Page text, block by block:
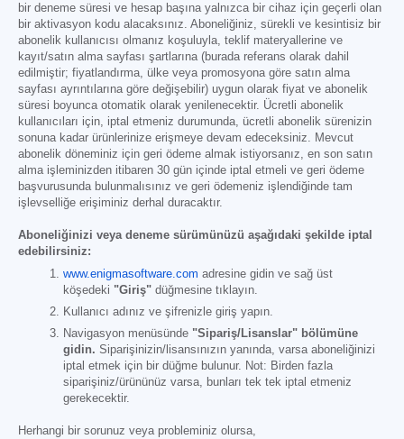
bir deneme süresi ve hesap başına yalnızca bir cihaz için geçerli olan
bir aktivasyon kodu alacaksınız. Aboneliğiniz, sürekli ve kesintisiz bir
abonelik kullanıcısı olmanız koşuluyla, teklif materyallerine ve
kayıt/satın alma sayfası şartlarına (burada referans olarak dahil
edilmiştir; fiyatlandırma, ülke veya promosyona göre satın alma
sayfası ayrıntılarına göre değişebilir) uygun olarak fiyat ve abonelik
süresi boyunca otomatik olarak yenilenecektir. Ücretli abonelik
kullanıcıları için, iptal etmeniz durumunda, ücretli abonelik sürenizin
sonuna kadar ürünlerinize erişmeye devam edeceksiniz. Mevcut
abonelik döneminiz için geri ödeme almak istiyorsanız, en son satın
alma işleminizden itibaren 30 gün içinde iptal etmeli ve geri ödeme
başvurusunda bulunmalısınız ve geri ödemeniz işlendiğinde tam
işlevselliğe erişiminiz derhal duracaktır.
Aboneliğinizi veya deneme sürümünüzü aşağıdaki şekilde iptal
edebilirsiniz:
www.enigmasoftware.com adresine gidin ve sağ üst
köşedeki "Giriş" düğmesine tıklayın.
Kullanıcı adınız ve şifrenizle giriş yapın.
Navigasyon menüsünde "Sipariş/Lisanslar" bölümüne
gidin. Siparişinizin/lisansınızın yanında, varsa aboneliğinizi
iptal etmek için bir düğme bulunur. Not: Birden fazla
siparişiniz/ürününüz varsa, bunları tek tek iptal etmeniz
gerekecektir.
Herhangi bir sorunuz veya probleminiz olursa,